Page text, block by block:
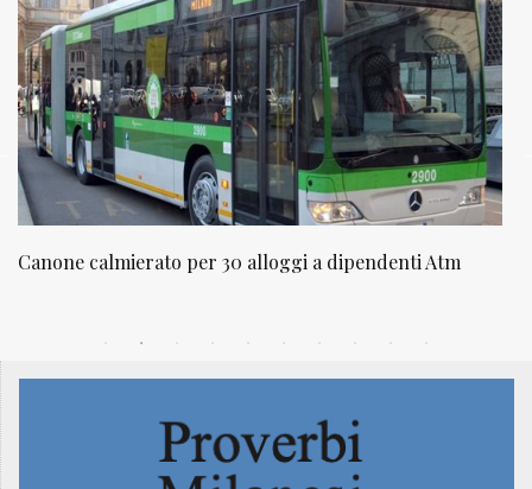
Atm NATUROPATIA IN BREVE 20/01